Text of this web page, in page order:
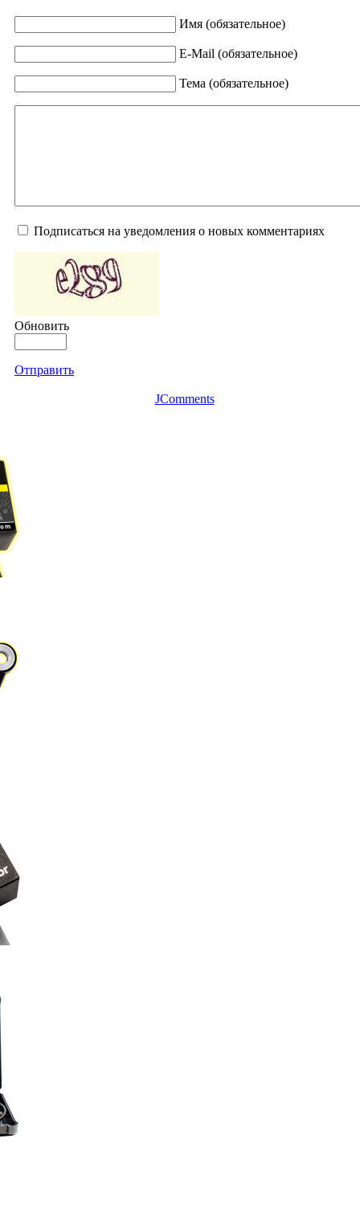
Имя (обязательное)
E-Mail (обязательное)
Тема (обязательное)
Подписаться на уведомления о новых комментариях
Обновить
Отправить
JComments